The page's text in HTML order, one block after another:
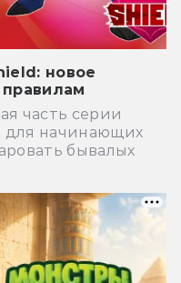
новое
часть серии
для начинающих
бывалых